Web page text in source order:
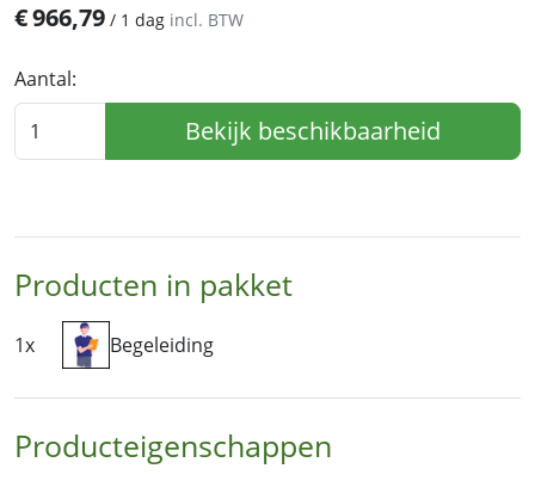
€966,79 / 1 dag incl. BTW
Aantal:
Bekijk beschikbaarheid
Producten in pakket
1x Begeleiding
Producteigenschappen